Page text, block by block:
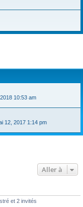
10:53 am
12, 2017 1:14 pm
Aller à
et 2 invités